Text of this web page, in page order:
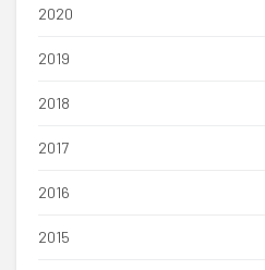
2020
2019
2018
2017
2016
2015